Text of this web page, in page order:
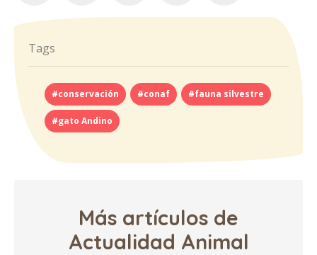
Tags
#conservación #conaf #fauna silvestre
#gato Andino
Más artículos de
Actualidad Animal